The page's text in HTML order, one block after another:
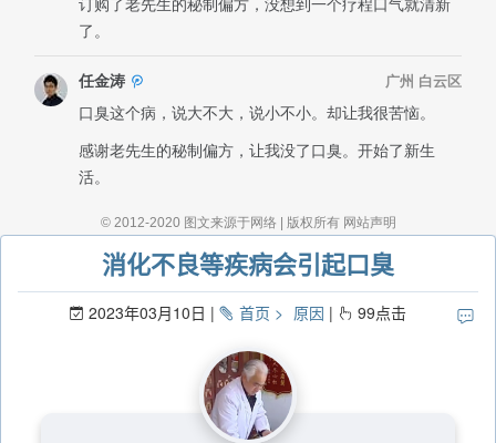
消化不良等疾病会引起口臭
2023年03月10日 首页 原因 99点击